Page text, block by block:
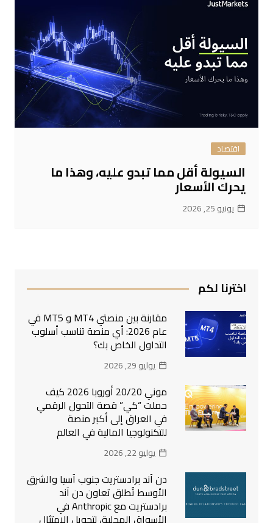
اقتصاد
السيولة أقل مما تبدو عليه، وهذا ما
يحرك الأسعار
يونيو 25, 2026
اخترنا لكم
مقارنة بين منصتي MT4 و MT5 في
عام 2026: أي منصة تناسب أسلوب
التداول الخاص بك؟
يوليو 29, 2026
موني 20/20 أوروبا 2026 كيف
حملت “كي” قصة التحول الرقمي
في العراق إلى أكبر منصة
للتكنولوجيا المالية في العالم
يوليو 22, 2026
دن آند برادستريت جنوب آسيا والشرق
الأوسط تُطلق تعاون دن آند
برادستريت مع Anthropic في